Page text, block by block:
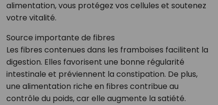
alimentation, vous protégez vos cellules et soutenez
votre vitalité.
Source importante de fibres
Les fibres contenues dans les framboises facilitent la
digestion. Elles favorisent une bonne régularité
intestinale et préviennent la constipation. De plus,
une alimentation riche en fibres contribue au
contrôle du poids, car elle augmente la satiété.